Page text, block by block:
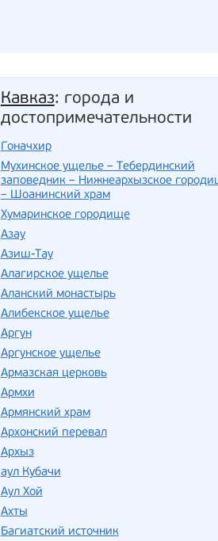
Кавказ: города и
достопримечательности
Гоначхир
Мухинское ущелье – Тебердинский
заповедник – Нижнеархызское
– Шоанинский храм
Хумаринское городище
Азау
Азиш-Тау
Алагирское ущелье
Аланский монастырь
Алибекское ущелье
Аргун
Аргунское ущелье
Армазская церковь
Армхи
Армянский храм
Архонский перевал
Архыз
аул Кубачи
Аул Хой
Ахты
Багиатский источник